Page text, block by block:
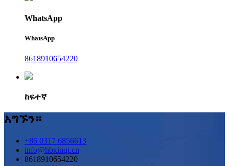
WhatsApp
WhatsApp
8618910654220
ከፍተኛ
አግኙን።
+86 0317 6856613
info@hbxinqi.cn
8618910654220